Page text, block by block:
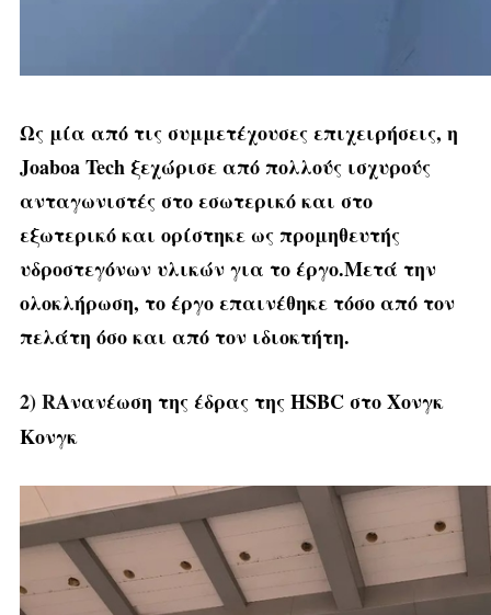
Ως μία από τις συμμετέχουσες επιχειρήσεις, η
Joaboa Tech ξεχώρισε από πολλούς ισχυρούς
ανταγωνιστές στο εσωτερικό και στο
εξωτερικό και ορίστηκε ως προμηθευτής
υδροστεγόνων υλικών για το έργο.Μετά την
ολοκλήρωση, το έργο επαινέθηκε τόσο από τον
πελάτη όσο και από τον ιδιοκτήτη.
2) RΑνανέωση της έδρας της HSBC στο Χονγκ
Κονγκ